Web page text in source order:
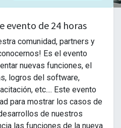
evento de 24 horas
comunidad, partners y
Es el evento
nuevas funciones, el
logros del software,
etc.... Este evento
para mostrar los casos de
de nuestros
las funciones de la nueva